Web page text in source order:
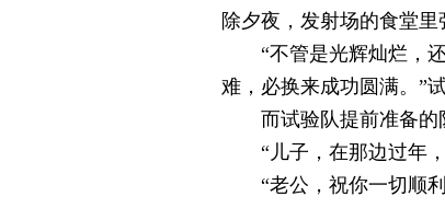
除夕夜，发射场的食堂
“不管是光辉灿烂，还
难，必换来成功圆满。”
而试验队提前准备的队
“儿子，在那边过年，
“老公，祝你一切顺利